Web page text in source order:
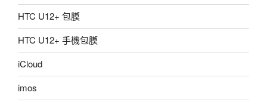
HTC U12+ 包膜
HTC U12+ 手機包膜
iCloud
imos